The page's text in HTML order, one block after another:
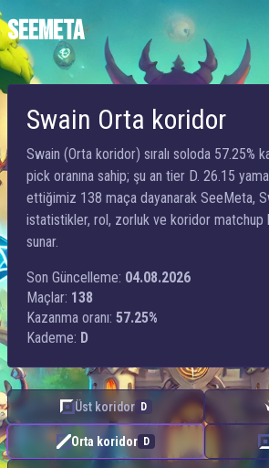
SEEMETA
Swain Orta koridor
Swain (Orta koridor) sıralı soloda 57.25%
pick oranına sahip; şu an tier D. 26.15
ettiğimiz 138 maça dayanarak SeeMeta,
istatistikler, rol, zorluk ve koridor matchup
sunar.
Son Güncelleme: 04.08.2026
Maçlar: 138
Kazanma oranı: 57.25%
Kademe: D
Üst koridor D
Orta koridor D